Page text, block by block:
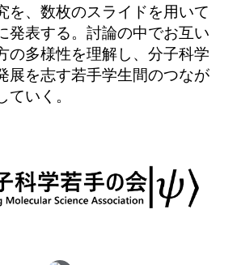
を、数枚のスライドを用いて
発表する。討論の中でお互い
の多様性を理解し、分子科学
展を志す若手学生間のつなが
ていく。